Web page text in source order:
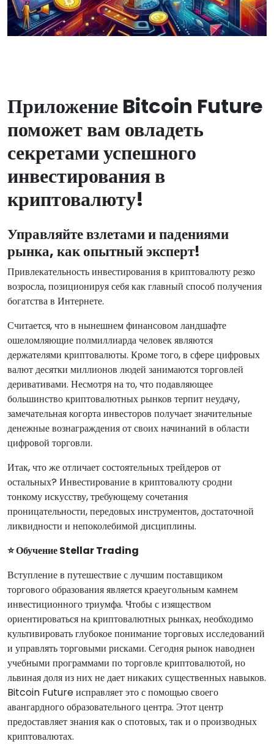
Приложение Bitcoin Future
поможет вам овладеть
секретами успешного
инвестирования в
криптовалюту!
Управляйте взлетами и падениями
рынка, как опытный эксперт!
Привлекательность инвестирования в криптовалюту резко
возросла, позиционируя себя как главный способ получения
богатства в Интернете.
Считается, что в нынешнем финансовом ландшафте
ошеломляющие полмиллиарда человек являются
держателями криптовалюты. Кроме того, в сфере цифровых
валют десятки миллионов людей занимаются торговлей
деривативами. Несмотря на то, что подавляющее
большинство криптовалютных рынков терпит неудачу,
замечательная когорта инвесторов получает значительные
денежные вознаграждения от своих начинаний в области
цифровой торговли.
Итак, что же отличает состоятельных трейдеров от
остальных? Инвестирование в криптовалюту сродни
тонкому искусству, требующему сочетания
проницательности, передовых инструментов, достаточной
ликвидности и непоколебимой дисциплины.
⭐ Обучение Stellar Trading
Вступление в путешествие с лучшим поставщиком
торгового образования является краеугольным камнем
инвестиционного триумфа. Чтобы с изяществом
ориентироваться на криптовалютных рынках, необходимо
культивировать глубокое понимание торговых исследований
и управлять торговыми рисками. Сегодня рынок наводнен
учебными программами по торговле криптовалютой, но
львиная доля из них не дает никаких существенных навыков.
Bitcoin Future исправляет это с помощью своего
авангардного образовательного центра. Этот центр
предоставляет знания как о спотовых, так и о производных
криптовалютах.